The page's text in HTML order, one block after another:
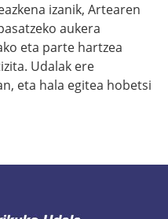
izanik, Artearen
aukera
eta parte hartzea
Udalak ere
eta hala egitea hobetsi